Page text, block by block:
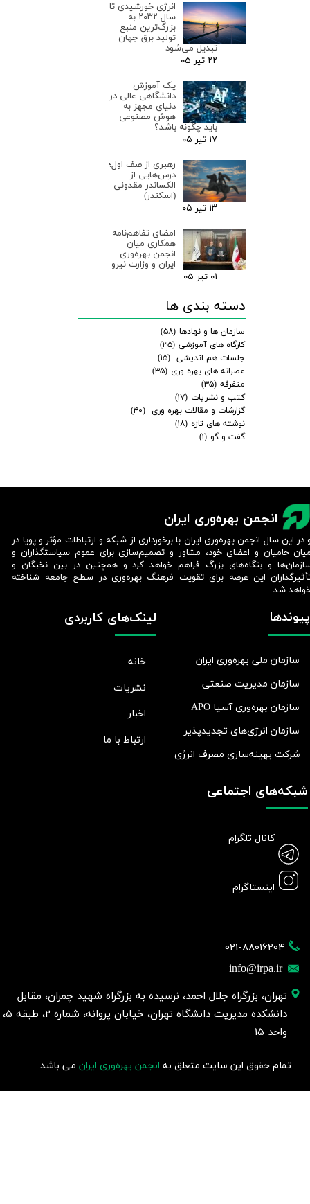
انرژی خورشیدی تا
سال ۲۰۳۲ به
بزرگ‌ترین منبع
تولید برق جهان
تبدیل می‌شود
۲۲ تیر ۰۵
یک آموزش
دانشگاهی عالی در
دنیای مجهز به
هوش مصنوعی
باید چگونه باشد؟
۱۷ تیر ۰۵
رهبری از صف اول؛
درس‌هایی از
الکساندر مقدونی
(اسکندر)
۱۳ تیر ۰۵
امضای تفاهم‌نامه
همکاری میان
انجمن بهره‌وری
ایران و وزارت نیرو
۰۱ تیر ۰۵
دسته بندی ها
سازمان ها و نهادها (۵۸)
کارگاه های آموزشی (۳۵)
جلسات هم اندیشی (۱۵)
عصرانه های بهره وری (۳۵)
متفرقه (۳۵)
کتب و نشریات (۱۷)
گزارشات و مقالات بهره وری
(۴۰)
نوشته های تازه (۱۸)
گفت و گو (۱)
انجمن بهره‌وری ایران
021-88016204
info@irpa.ir
تهران، بزرگراه جلال احمد، نرسیده به بزرگراه شهید چمران، مقابل
دانشکده مدیریت دانشگاه تهران، خیابان پروانه، شماره 2، طبقه 5،
واحد 15
لینک‌های کاربردی
خانه
نشریات
اخبار
ارتباط با ما
پیوندها
سازمان ملی بهره‌وری ایران
سازمان مدیریت صنعتی
سازمان بهره‌وری آسیا APO
سازمان انرژی‌های تجدیدپذیر
شرکت بهينه‌سازی مصرف انرژی
شبکه‌های اجتماعی
کانال تلگرام
اینستاگرام
تمام حقوق این سایت متعلق به انجمن بهره‌وری ایران می باشد.
در این سال انجمن بهره‌وری ایران با برخورداری از شبکه و ارتباطات مؤثر و پویا در
حامیان و اعضای خود، مشاور و تصمیم‌سازی برای عموم سیاستگذاران و
و بنگاه‌های بزرگ فراهم خواهد کرد و همچنین در بین نخبگان و
این عرصه برای تقویت فرهنگ بهره‌وری در سطح جامعه شناخته
شد.​​​​​​​